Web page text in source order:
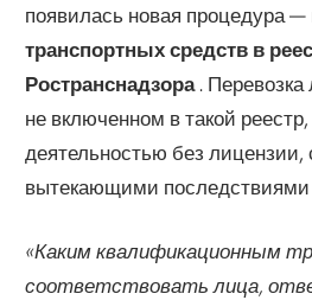
появилась новая процедура —
транспортных средств в
Ространснадзора. Перевозка
не включенном в такой
деятельностью без лицензии,
вытекающими последствиями
«Каким квалификационным
соответствовать лица,